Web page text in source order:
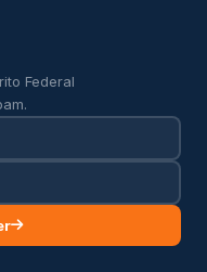
Federal